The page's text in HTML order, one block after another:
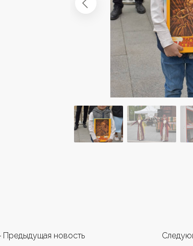
Предыдущая новость